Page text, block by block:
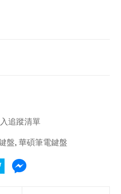
追蹤清單
盤,華碩筆電鍵盤